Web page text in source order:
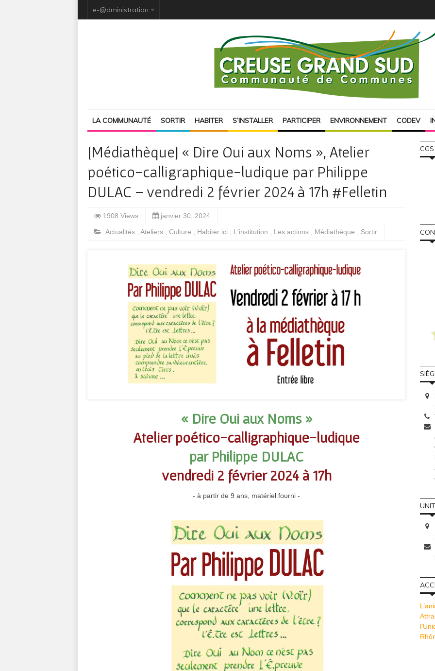
e-@dministration
LA COMMUNAUTÉ SORTIR HABITER S’INSTALLER PARTICIPER ENVIRONNEMENT CODEV
[Médiathèque] « Dire Oui aux Noms », Atelier
poético-calligraphique-ludique par Philippe
DULAC – vendredi 2 février 2024 à 17h #Felletin
1908 Views janvier 30, 2024
Actualités Ateliers Culture Habiter ici L'institution Les actions Médiathèque Sortir
« Dire Oui aux Noms »
Atelier poético-calligraphique-ludique
par Philippe DULAC
vendredi 2 février 2024 à 17h
- à partir de 9 ans, matériel fourni -